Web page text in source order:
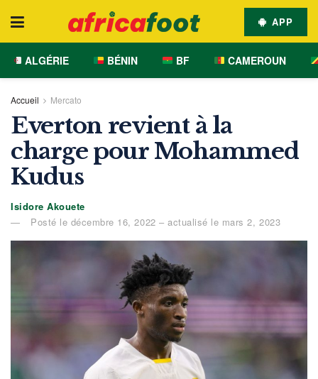
APP
ALGÉRIE BÉNIN BF CAMEROUN
Accueil Mercato
Everton revient à la
charge pour Mohammed
Kudus
Isidore Akouete
Posté le décembre 16, 2022 – actualisé le mars 2, 2023